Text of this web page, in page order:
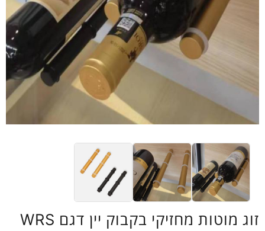
זוג מוטות מחזיקי בקבוק יין דגם WRS